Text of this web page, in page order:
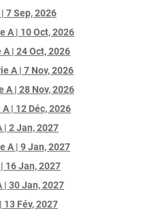
7 Sep, 2026
A | 10 Oct, 2026
| 24 Oct, 2026
A | 7 Nov, 2026
A | 28 Nov, 2026
| 12 Déc, 2026
| 2 Jan, 2027
A | 9 Jan, 2027
16 Jan, 2027
| 30 Jan, 2027
13 Fév, 2027